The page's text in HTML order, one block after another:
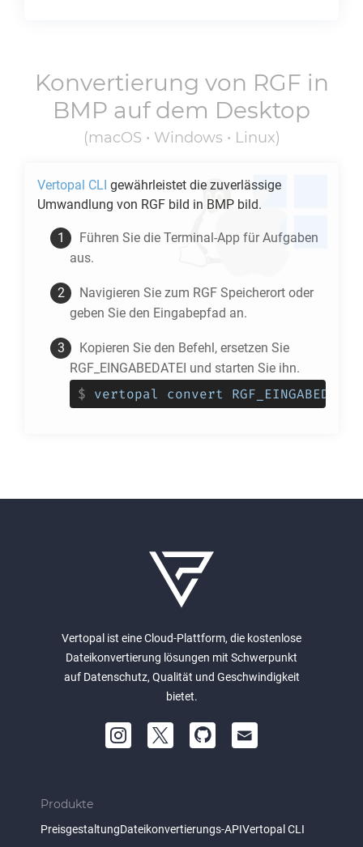
Konvertierung von RGF in
BMP auf dem Desktop
(macOS • Windows • Linux)
Vertopal CLI gewährleistet die zuverlässige
Umwandlung von RGF bild in BMP bild.
Führen Sie die Terminal-App für Aufgaben
aus.
Navigieren Sie zum RGF Speicherort oder
geben Sie den Eingabepfad an.
Kopieren Sie den Befehl, ersetzen Sie
RGF_EINGABEDATEI und starten Sie ihn.
$ vertopal convert
Vertopal ist eine Cloud-Plattform, die kostenlose
Dateikonvertierung lösungen mit Schwerpunkt
auf Datenschutz, Qualität und Geschwindigkeit
bietet.
Produkte
PreisgestaltungDateikonvertierungs-APIVertopal CLI